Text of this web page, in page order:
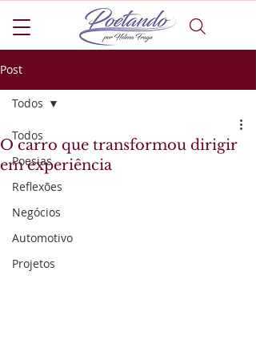
Post
Todos
Poesias
Reflexões
Negócios
Automotivo
Projetos
Todos
O carro que transformou dirigir
em experiência